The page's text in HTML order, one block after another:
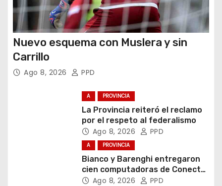
Nuevo esquema con Muslera y sin
Carrillo
Ago 8, 2026 PPD
A PROVINCIA
La Provincia reiteró el reclamo
por el respeto al federalismo
Ago 8, 2026 PPD
A PROVINCIA
Bianco y Barenghi entregaron
cien computadoras de Conectar
Igualdad Bonaerense
Ago 8, 2026 PPD